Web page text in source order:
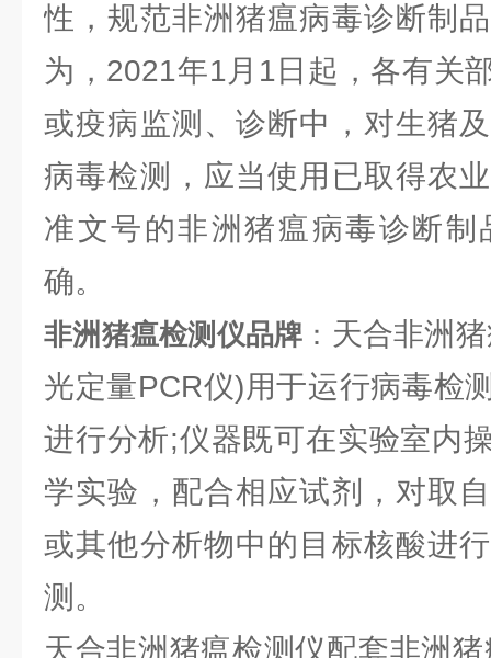
性，规范非洲猪瘟病毒诊断制
为，2021年1月1日起，各有关
或疫病监测、诊断中，对生猪
病毒检测，应当使用已取得农
准文号的非洲猪瘟病毒诊断
确。
非洲猪瘟检测仪品牌 ： 天合非洲
光定量PCR仪)用于运行病毒检
进行分析;仪器既可在实验室内
学实验，配合相应试剂，对取
或其他分析物中的目标核酸进
测。
天合非洲猪瘟检测仪配套非洲